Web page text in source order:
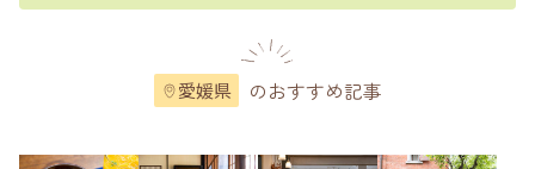
愛媛県 のおすすめ記事